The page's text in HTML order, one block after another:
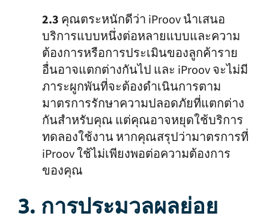
2.3 คุณตระหนักดีว่า iProov นำเสนอ
บริการแบบหนึ่งต่อหลายแบบและความ
ต้องการหรือการประเมินของลูกค้าราย
อื่นอาจแตกต่างกันไป และ iProov จะไม่มี
ภาระผูกพันที่จะต้องดำเนินการตาม
มาตรการรักษาความปลอดภัยที่แตกต่าง
กันสำหรับคุณ แต่คุณอาจหยุดใช้บริการ
ทดลองใช้งาน หากคุณสรุปว่ามาตรการที่
iProov ใช้ไม่เพียงพอต่อความต้องการ
ของคุณ
3. การประมวลผลย่อย